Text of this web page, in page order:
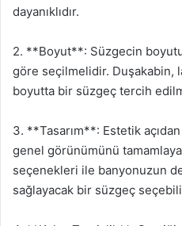
dayanıklıdır.
2. **Boyut**: Süzgecin
göre seçilmelidir. Duşakabin,
boyutta bir süzgeç tercih
3. **Tasarım**: Estetik
genel görünümünü
seçenekleri ile banyonuzun
sağlayacak bir süzgeç